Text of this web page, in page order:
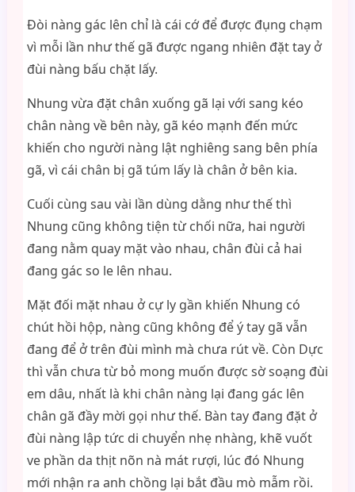
Đòi nàng gác lên chỉ là cái cớ để được đụng chạm
vì mỗi lần như thế gã được ngang nhiên đặt tay ở
đùi nàng bấu chặt lấy.
Nhung vừa đặt chân xuống gã lại với sang kéo
chân nàng về bên này, gã kéo mạnh đến mức
khiến cho người nàng lật nghiêng sang bên phía
gã, vì cái chân bị gã túm lấy là chân ở bên kia.
Cuối cùng sau vài lần dùng dằng như thế thì
Nhung cũng không tiện từ chối nữa, hai người
đang nằm quay mặt vào nhau, chân đùi cả hai
đang gác so le lên nhau.
Mặt đối mặt nhau ở cự ly gần khiến Nhung có
chút hồi hộp, nàng cũng không để ý tay gã vẫn
đang để ở trên đùi mình mà chưa rút về. Còn Dực
thì vẫn chưa từ bỏ mong muốn được sờ soạng đùi
em dâu, nhất là khi chân nàng lại đang gác lên
chân gã đầy mời gọi như thế. Bàn tay đang đặt ở
đùi nàng lập tức di chuyển nhẹ nhàng, khẽ vuốt
ve phần da thịt nõn nà mát rượi, lúc đó Nhung
mới nhận ra anh chồng lại bắt đầu mò mẫm rồi.